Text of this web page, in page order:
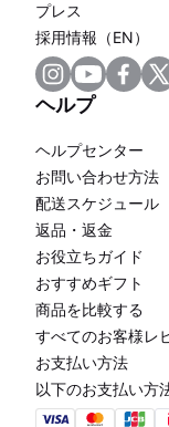
プレス
採用情報（EN）
ヘルプ
ヘルプセンター
お問い合わせ方法
配送スケジュール
返品・返金
お役立ちガイド
おすすめギフト
商品を比較する
すべてのお客様レ
お支払い方法
以下のお支払い方